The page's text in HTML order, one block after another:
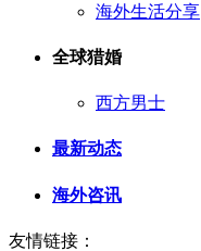
海外生活分享
全球猎婚
西方男士
最新动态
海外咨讯
友情链接：